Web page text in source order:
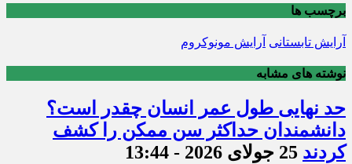
برچسب ها
آرایش تابستانی آرایش مونوکروم
نوشته های مشابه
حد نهایی طول عمر انسان چقدر است؟
دانشمندان حداکثر سن ممکن را کشف
کردند 25 جولای 2026 - 13:44